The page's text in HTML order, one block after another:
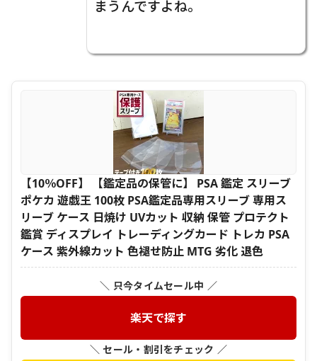
まうんですよね。
【10％OFF】 【鑑定品の保管に】 PSA 鑑定 スリーブ
ポケカ 遊戯王 100枚 PSA鑑定品専用スリーブ 専用ス
リーブ ケース 日焼け UVカット 収納 保管 プロテクト
鑑賞 ディスプレイ トレーディングカード トレカ PSA
ケース 紫外線カット 色褪せ防止 MTG 劣化 退色
＼ 只今タイムセール中 ／
楽天で探す
＼ セール・割引をチェック ／